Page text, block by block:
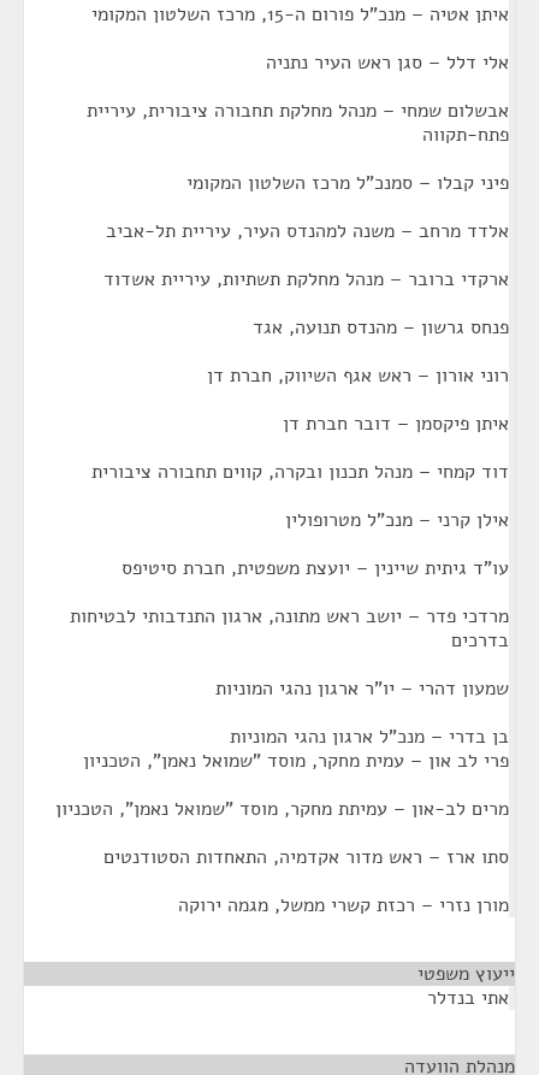
איתן אטיה – מנכ"ל פורום ה-15, מרכז השלטון המקומי
אלי דלל – סגן ראש העיר נתניה
אבשלום שמחי – מנהל מחלקת תחבורה ציבורית, עיריית
פתח-תקווה
פיני קבלו – סמנכ"ל מרכז השלטון המקומי
אלדד מרחב – משנה למהנדס העיר, עיריית תל-אביב
ארקדי ברובר – מנהל מחלקת תשתיות, עיריית אשדוד
פנחס גרשון – מהנדס תנועה, אגד
רוני אורון – ראש אגף השיווק, חברת דן
איתן פיקסמן – דובר חברת דן
דוד קמחי – מנהל תכנון ובקרה, קווים תחבורה ציבורית
אילן קרני – מנכ"ל מטרופולין
עו"ד גיתית שיינין – יועצת משפטית, חברת סיטיפס
מרדכי פדר – יושב ראש מתונה, ארגון התנדבותי לבטיחות
בדרכים
שמעון דהרי – יו"ר ארגון נהגי המוניות
בן בדרי – מנכ"ל ארגון נהגי המוניות
פרי לב און – עמית מחקר, מוסד "שמואל נאמן", הטכניון
מרים לב-און – עמיתת מחקר, מוסד "שמואל נאמן", הטכניון
סתו ארז – ראש מדור אקדמיה, התאחדות הסטודנטים
מורן נזרי – רכזת קשרי ממשל, מגמה ירוקה
ייעוץ משפטי
אתי בנדלר
מנהלת הוועדה